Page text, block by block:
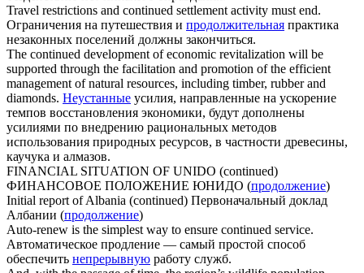
Travel restrictions and continued settlement activity must end.
Ограничения на путешествия и продолжительная практика
незаконных поселений должны закончиться.
The continued development of economic revitalization will be
supported through the facilitation and promotion of the efficient
management of natural resources, including timber, rubber and
diamonds. Неустанные усилия, направленные на ускорение
темпов восстановления экономики, будут дополнены
усилиями по внедрению рациональных методов
использования природных ресурсов, в частности древесины,
каучука и алмазов.
FINANCIAL SITUATION OF UNIDO (continued)
ФИНАНСОВОЕ ПОЛОЖЕНИЕ ЮНИДО (продолжение)
Initial report of Albania (continued) Первоначальный доклад
Албании (продолжение)
Auto-renew is the simplest way to ensure continued service.
Автоматическое продление — самый простой способ
обеспечить непрерывную работу служб.